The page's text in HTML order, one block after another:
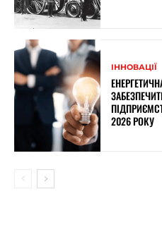
ІННОВАЦІЇ
2026 РОКУ